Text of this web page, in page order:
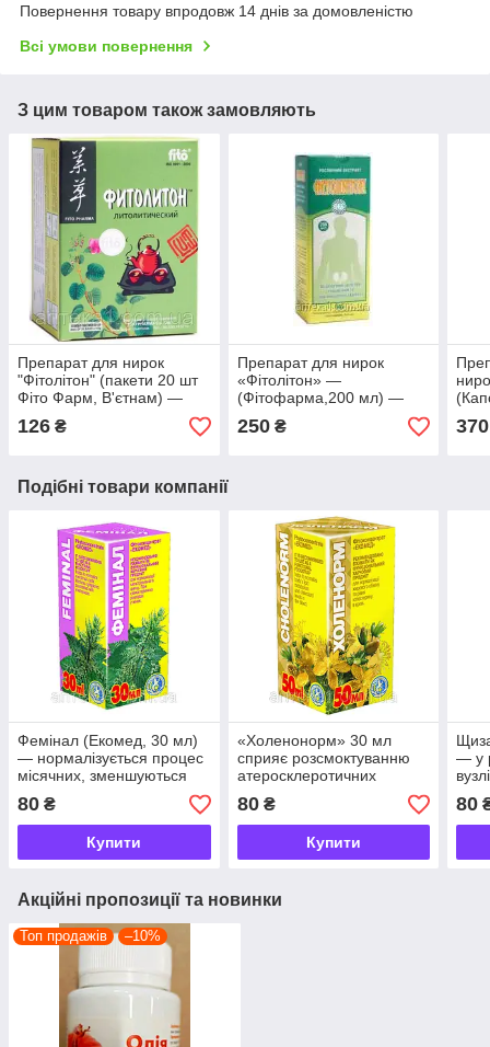
Повернення товару впродовж 14 днів за домовленістю
Всі умови повернення
З цим товаром також замовляють
Препарат для нирок
"Фітолітон" (пакети 20 шт
Фіто Фарм, В'єтнам) —
натуральний препарат
для лікування нирок і
126 ₴
Препарат для нирок
«Фітолітон» —
(Фітофарма,200 мл) —
натуральний препарат
для лікування нирок
250₴ 370
Подібні товари компанії
Фемінал (Екомед, 30 мл)
— нормалізується процес
місячних, зменшуються
передменструального
синдро
80 ₴
Купити
«Холенонорм» 30 мл
сприяє розсмоктуванню
атеросклеротичних
бляшок, зменшує стеноз
аорти й атерокальциноз
80₴
Купити
— у
80
Акційні пропозиції та новинки
Топ продажів –10%